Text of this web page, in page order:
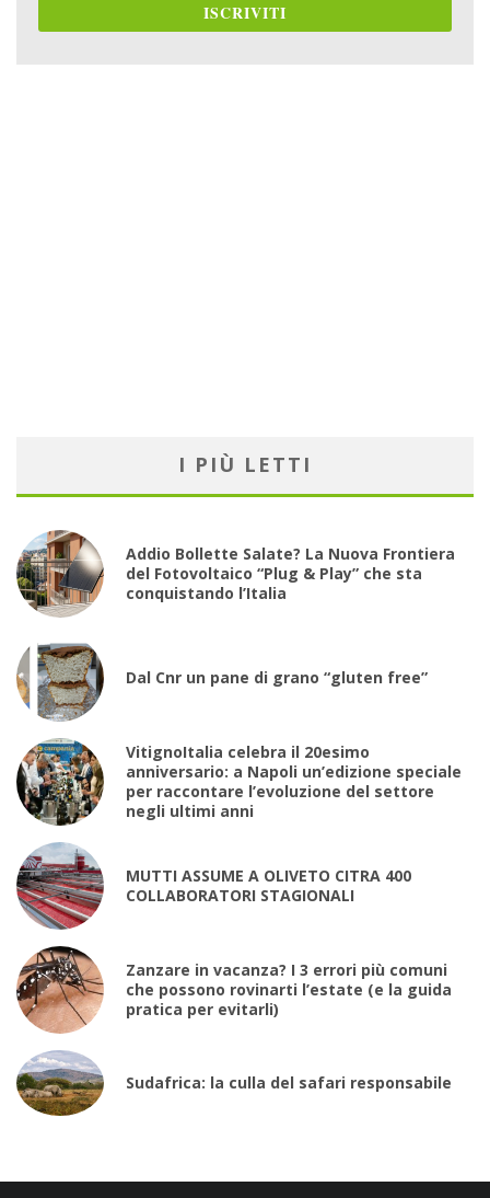
ISCRIVITI
I PIÙ LETTI
Addio Bollette Salate? La Nuova Frontiera
del Fotovoltaico “Plug & Play” che sta
conquistando l’Italia
Dal Cnr un pane di grano “gluten free”
VitignoItalia celebra il 20esimo
anniversario: a Napoli un’edizione speciale
per raccontare l’evoluzione del settore
negli ultimi anni
MUTTI ASSUME A OLIVETO CITRA 400
COLLABORATORI STAGIONALI
Zanzare in vacanza? I 3 errori più comuni
che possono rovinarti l’estate (e la guida
pratica per evitarli)
Sudafrica: la culla del safari responsabile